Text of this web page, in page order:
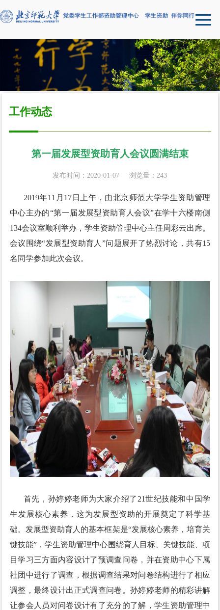
工作动态
第一届发展型资助育人会议圆满结束
发布时间：2020-01-07 浏览量： 243
2019年11月17日上午，由北京师范大学学生资助管理
中心主办的“第一届发展型资助育人会议”在学十六楼南侧
134会议室顺利举办，学生资助管理中心主任周彩云出席。
会议围绕“发展型资助育人”问题展开了热烈讨论，共有15
名同学参加此次会议。
首先，孙婷婷老师为大家介绍了21世纪技能和中国学
生发展核心素养，这为发展型资助的开展奠定了科学基
础。发展型资助育人的基本框架是“发展核心素养，培育关
键技能”，学生资助管理中心围绕育人目标、关键技能、项
目学习三方面内容设计了预调查问卷，并在资助中心下属
社团中进行了调查，根据调查结果对问卷结构进行了相应
调整，最终设计出正式调查问卷。孙婷婷老师的精彩讲解
让参会人员对问卷设计有了充分的了解，学生资助管理中